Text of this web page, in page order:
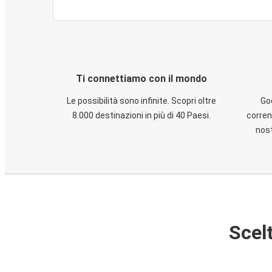
Ti connettiamo con il mondo
Le possibilità sono infinite. Scopri oltre
8.000 destinazioni in più di 40 Paesi.